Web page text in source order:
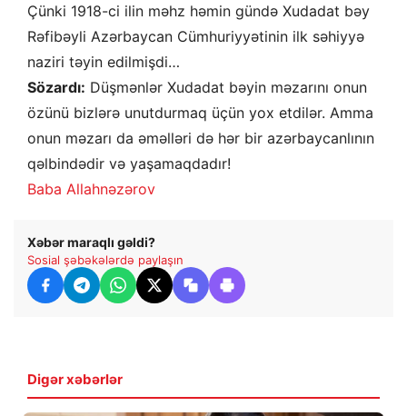
Çünki 1918-ci ilin məhz həmin gündə Xudadat bəy
Rəfibəyli Azərbaycan Cümhuriyyətinin ilk səhiyyə
naziri təyin edilmişdi…
Sözardı: Düşmənlər Xudadat bəyin məzarını onun
özünü bizlərə unutdurmaq üçün yox etdilər. Amma
onun məzarı da əməlləri də hər bir azərbaycanlının
qəlbindədir və yaşamaqdadır!
Baba Allahnəzərov
Xəbər maraqlı gəldi?
Sosial şəbəkələrdə paylaşın
Digər xəbərlər